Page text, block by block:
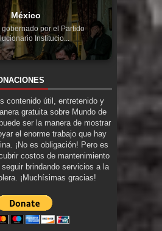
México
gobernado por el Partido
Institucio...
contenido útil, entretenido y
gratuita sobre Mundo de
ser la manera de mostrar
el enorme trabajo que hay
¡No es obligación! Pero es
costos de mantenimiento
brindando servicios a la
¡Muchísimas gracias!